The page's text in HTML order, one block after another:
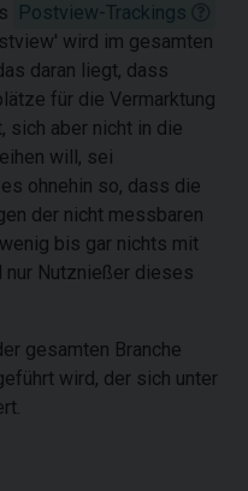
Postview-Trackings
wird im gesamten
daran liegt, dass
für die Vermarktung
sich aber nicht in die
will, sei
ohnehin so, dass die
der nicht messbaren
bis gar nichts mit
nur Nutznießer dieses
gesamten Branche
wird, der sich unter